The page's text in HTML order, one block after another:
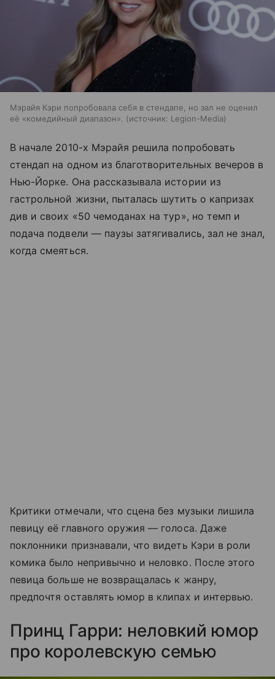
Мэрайя Кэри попробовала себя в стендапе, но зал не оценил
её «комедийный диапазон».
источник: Legion-Media
В начале 2010-х Мэрайя решила попробовать
стендап на одном из благотворительных вечеров в
Нью-Йорке. Она рассказывала истории из
гастрольной жизни, пыталась шутить о капризах
див и своих «50 чемоданах на тур», но темп и
подача подвели — паузы затягивались, зал не знал,
когда смеяться.
Критики отмечали, что сцена без музыки лишила
певицу её главного оружия — голоса. Даже
поклонники признавали, что видеть Кэри в роли
комика было непривычно и неловко. После этого
певица больше не возвращалась к жанру,
предпочтя оставлять юмор в клипах и интервью.
Принц Гарри: неловкий юмор
про королевскую семью